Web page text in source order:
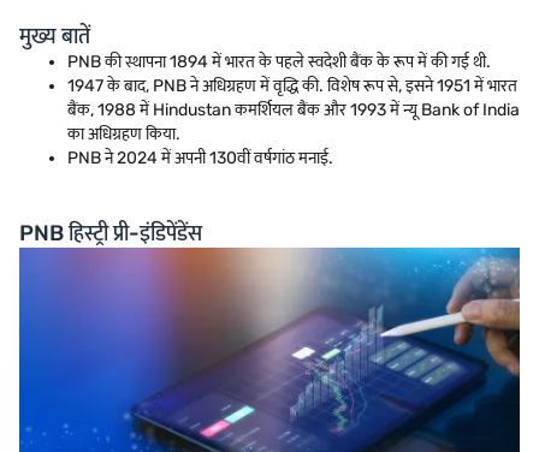
मुख्य बातें
PNB की स्थापना 1894 में भारत के पहले स्वदेशी बैंक के रूप में की गई थी.
1947 के बाद, PNB ने अधिग्रहण में वृद्धि की. विशेष रूप से, इसने 1951 में भारत
बैंक, 1988 में Hindustan कमर्शियल बैंक और 1993 में न्यू Bank of India
का अधिग्रहण किया.
PNB ने 2024 में अपनी 130वीं वर्षगांठ मनाई.
PNB हिस्ट्री प्री-इंडिपेंडेंस